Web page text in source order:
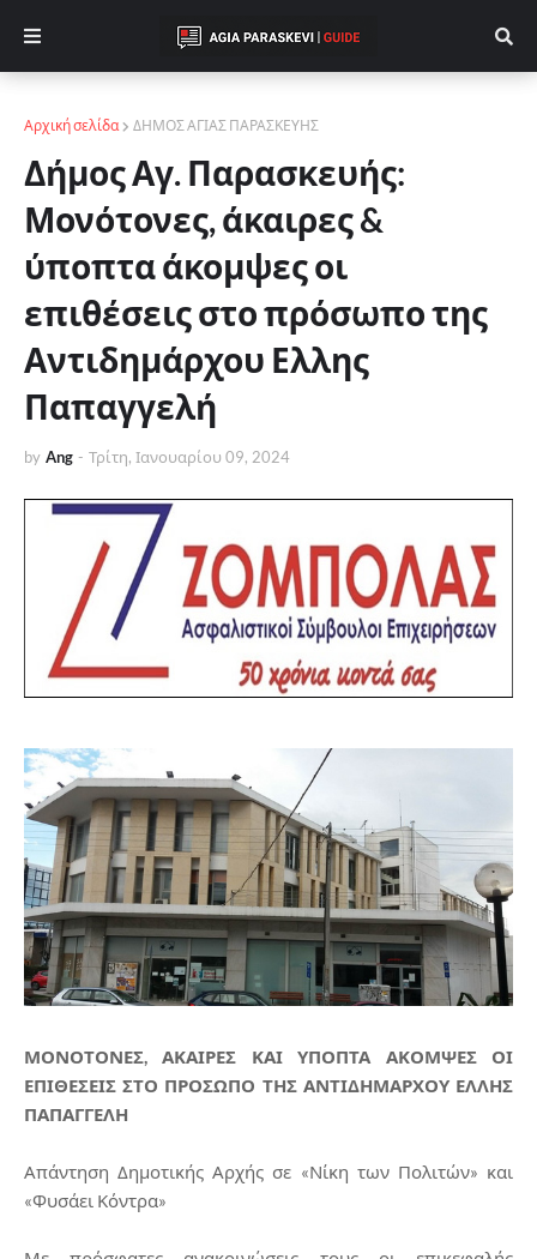
Αρχική σελίδα ΔΗΜΟΣ ΑΓΙΑΣ ΠΑΡΑΣΚΕΥΗΣ
Δήμος Αγ. Παρασκευής:
Μονότονες, άκαιρες &
ύποπτα άκομψες οι
επιθέσεις στο πρόσωπο της
Αντιδημάρχου Ελλης
Παπαγγελή
by Ang - Τρίτη, Ιανουαρίου 09, 2024
ΜΟΝΟΤΟΝΕΣ, ΑΚΑΙΡΕΣ ΚΑΙ ΥΠΟΠΤΑ ΑΚΟΜΨΕΣ ΟΙ
ΕΠΙΘΕΣΕΙΣ ΣΤΟ ΠΡΟΣΩΠΟ ΤΗΣ ΑΝΤΙΔΗΜΑΡΧΟΥ ΕΛΛΗΣ
ΠΑΠΑΓΓΕΛΗ
Απάντηση Δημοτικής Αρχής σε «Νίκη των Πολιτών» και
«Φυσάει Κόντρα»